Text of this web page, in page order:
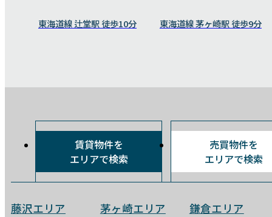
東海道線 辻堂駅 徒歩10分 東海道線 茅ヶ崎駅 徒歩9分
賃貸物件を
エリアで検索
売買物件を
エリアで検索
藤沢エリア 茅ヶ崎エリア 鎌倉エリア